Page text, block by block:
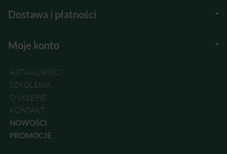
Dostawa i płatności
Moje konto
AKTUALNOŚCI
SZKOLENIA
O SKLEPIE
KONTAKT
NOWOŚCI
PROMOCJE